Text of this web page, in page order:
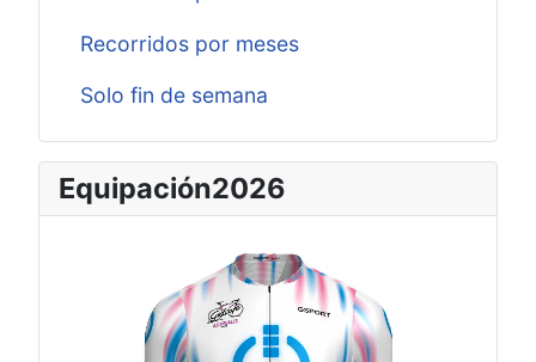
Recorridos por meses
Solo fin de semana
Equipación2026